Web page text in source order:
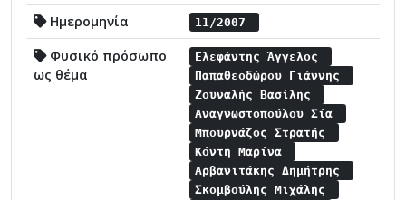
Ημερομηνία 11/2007
Φυσικό πρόσωπο
ως θέμα
Ελεφάντης Άγγελος
Παπαθεοδώρου Γιάννης
Ζουναλής Βασίλης
Αναγνωστοπούλου Σία
Μπουρνάζος Στρατής
Κόντη Μαρίνα
Αρβανιτάκης Δημήτρης
Σκομβούλης Μιχάλης